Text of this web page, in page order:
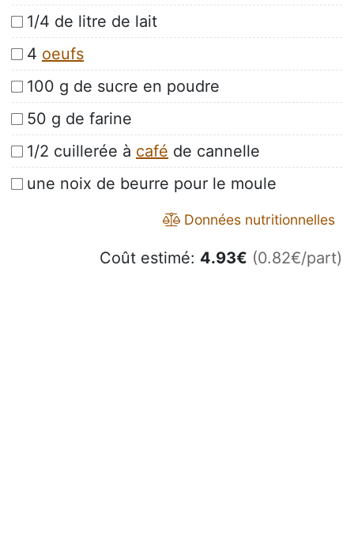
1/4 de litre de lait
4 oeufs
100 g de sucre en poudre
50 g de farine
1/2 cuillerée à café de cannelle
une noix de beurre pour le moule
Données nutritionnelles
Coût estimé: 4.93€ (0.82€/part)